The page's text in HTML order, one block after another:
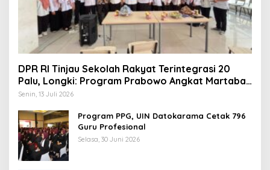
DPR RI Tinjau Sekolah Rakyat Terintegrasi 20
Palu, Longki: Program Prabowo Angkat Martabat
Anak Miskin
Senin, 13 Juli 2026
Program PPG, UIN Datokarama Cetak 796
Guru Profesional
Selasa, 30 Juni 2026